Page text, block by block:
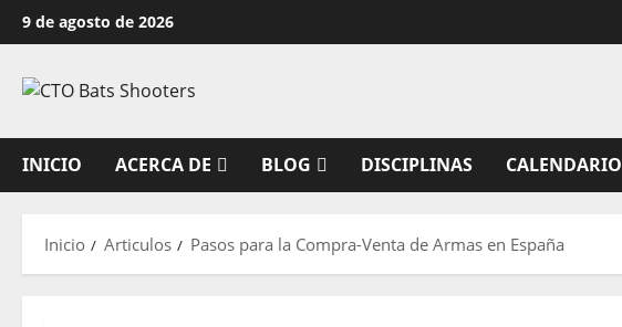
Saltar
al
9 de agosto de 2026
INICIO ACERCA DE BLOG DISCIPLINAS CALENDARIO
Inicio Articulos Pasos para la Compra-Venta de Armas en España